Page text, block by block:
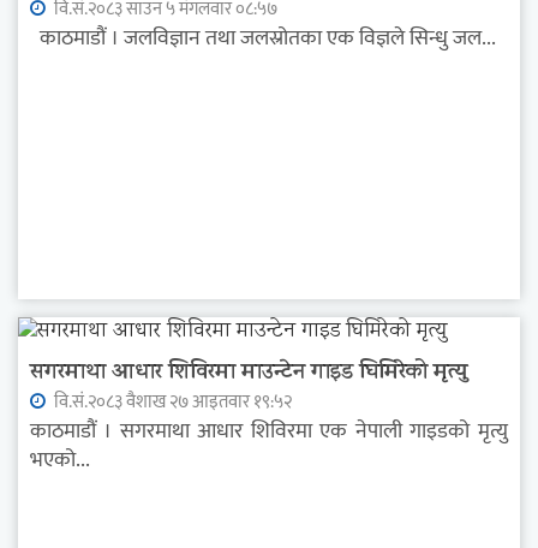
वि.सं.२०८३ साउन ५ मंगलवार ०८:५७
काठमाडौं । जलविज्ञान तथा जलस्रोतका एक विज्ञले सिन्धु जल...
सगरमाथा आधार शिविरमा माउन्टेन गाइड घिमिरेको मृत्यु
वि.सं.२०८३ वैशाख २७ आइतवार १९:५२
काठमाडौं । सगरमाथा आधार शिविरमा एक नेपाली गाइडको मृत्यु
भएको...